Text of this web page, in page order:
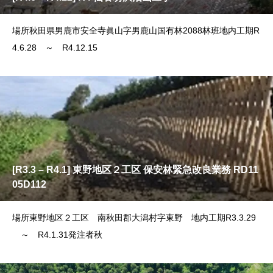
場所秋田県男鹿市安全寺眞山字男鹿山国有林2088林班地内工期R
4.6.28 ～ R4.12.15
[R3.3 – R4.1] 東野地区２工区 保安林緊急改良業務 RD11
05D112
場所東野地区２工区 南秋田郡大潟村字東野 地内工期R3.3.29
～ R4.1.31発注者秋